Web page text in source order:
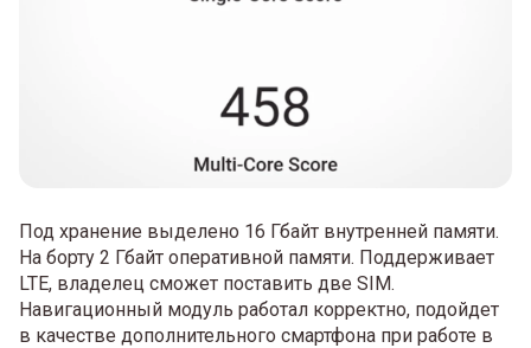
Под хранение выделено 16 Гбайт внутренней памяти.
На борту 2 Гбайт оперативной памяти. Поддерживает
LTE, владелец сможет поставить две SIM.
Навигационный модуль работал корректно, подойдет
в качестве дополнительного смартфона при работе в